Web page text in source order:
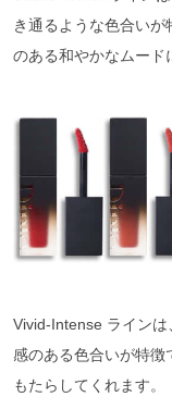
き通るような色合いが
のある和やかなムード
Vivid-Intense ライン
感のある色合いが特
もたらしてくれます。